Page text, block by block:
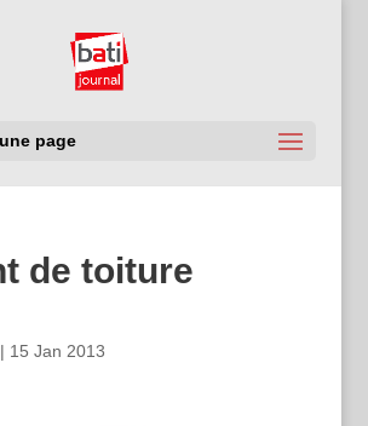
page
de toiture
15 Jan 2013